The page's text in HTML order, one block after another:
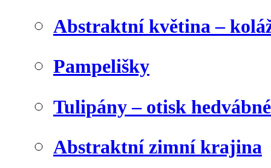
Abstraktní květina –
Pampelišky
Tulipány – otisk
Abstraktní zimní krajina